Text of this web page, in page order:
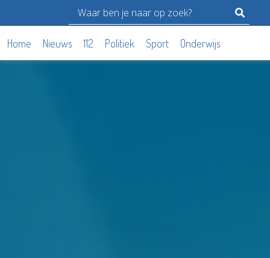
Home Nieuws 112 Politiek Sport Onderwijs